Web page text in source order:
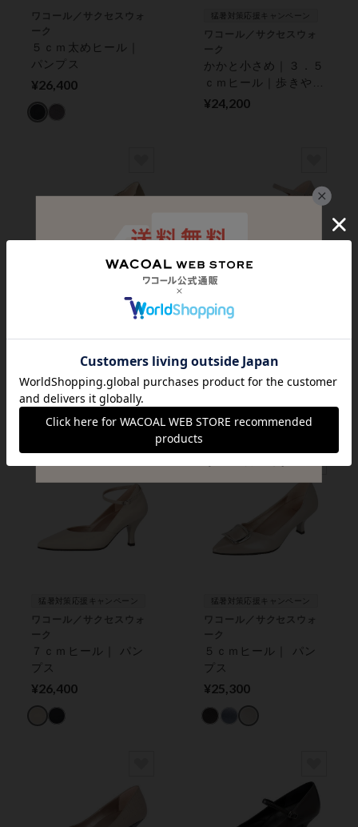
ワコール／サクセスウォ
ーク
５ｃｍ太めヒール｜
パンプス
¥26,400
猛暑対策応援キャンペーン
ワコール／サクセスウォ
ーク
かかと小さめ｜３．５
ｃｍヒール｜歩きやす
く 疲れにくい｜ パ
¥24,200
ワコール／サクセスウォ
ワコール／サクセスウォ
ール｜ パンプス
¥26,400
猛暑対策応援キャンペーン
ワコール／サクセスウォ
ーク
７ｃｍヒール｜ パン
プス
¥26,400
猛暑対策応援キャンペーン
ワコール／サクセスウォ
ーク
５ｃｍヒール｜ パン
プス
¥25,300